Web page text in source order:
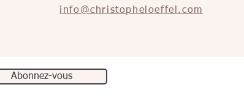
info@christopheloeffel.com
Abonnez-vous